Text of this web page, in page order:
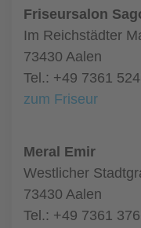
Friseursalon
Im Reichstädter
73430 Aalen
Tel.: +49 7361
zum Friseur
Meral Emir
Westlicher
73430 Aalen
Tel.: +49 7361